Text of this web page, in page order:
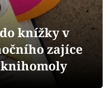
knížky v
zajíce